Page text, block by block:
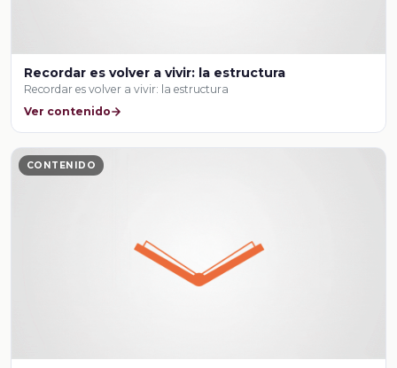
Recordar es volver a vivir: la estructura
Recordar es volver a vivir: la estructura
Ver contenido
CONTENIDO